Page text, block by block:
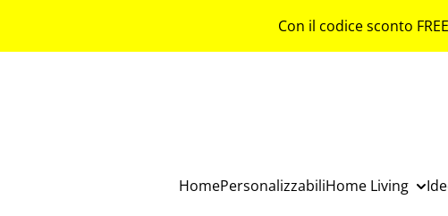
Con il codice sconto
HomePersonalizzabiliHome Living